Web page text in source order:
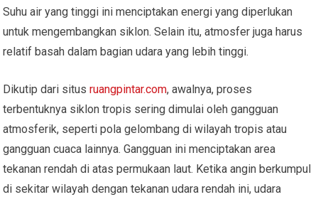
Suhu air yang tinggi ini menciptakan energi yang diperlukan
untuk mengembangkan siklon. Selain itu, atmosfer juga harus
relatif basah dalam bagian udara yang lebih tinggi.
Dikutip dari situsruangpintar.com, awalnya, proses
terbentuknya siklon tropis sering dimulai oleh gangguan
atmosferik, seperti pola gelombang di wilayah tropis atau
gangguan cuaca lainnya. Gangguan ini menciptakan area
tekanan rendah di atas permukaan laut. Ketika angin berkumpul
di sekitar wilayah dengan tekanan udara rendah ini, udara